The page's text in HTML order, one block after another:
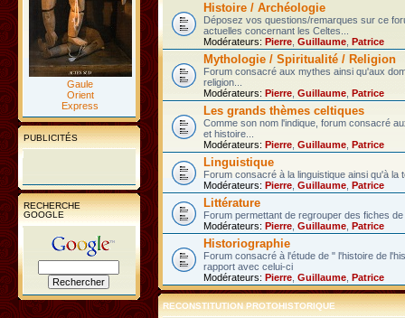
Gaule
Orient
Express
PUBLICITÉS
RECHERCHE
GOOGLE
Histoire / Archéologie
Déposez vos questions/remarques sur ce
actuelles concernant les Celtes...
Modérateurs: Pierre Guillaume Patrice
Mythologie / Spiritualité / Religion
Forum consacré aux mythes ainsi qu'aux
religion...
Modérateurs: Pierre Guillaume Patrice
Les grands thèmes celtiques
Comme son nom l'indique, forum consacré
et histoire...
Modérateurs: Pierre Guillaume Patrice
Linguistique
Forum consacré à la linguistique ainsi qu'à la
Modérateurs: Pierre Guillaume Patrice
Littérature
Forum permettant de regrouper des fiches
Modérateurs: Pierre Guillaume Patrice
Historiographie
Forum consacré à l'étude de " l'histoire de
rapport avec celui-ci
Modérateurs: Pierre Guillaume Patrice
RECONSTITUTION PROTOHISTORIQUE